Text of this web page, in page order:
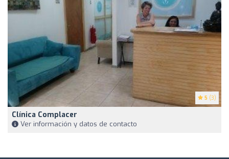
5 (3)
Clínica Complacer
Ver información y datos de contacto